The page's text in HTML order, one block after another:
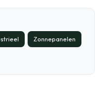
Zonnepanelen